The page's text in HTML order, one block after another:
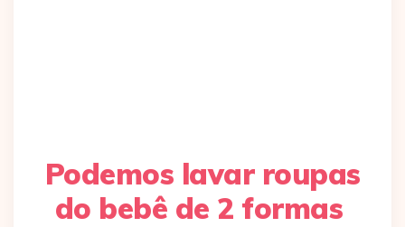
Podemos lavar roupas
do bebê de 2 formas